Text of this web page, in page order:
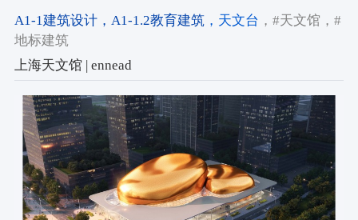
A1-1建筑设计，A1-1.2教育建筑，天文台 ，#天文馆 ，#
地标建筑
上海天文馆 | ennead